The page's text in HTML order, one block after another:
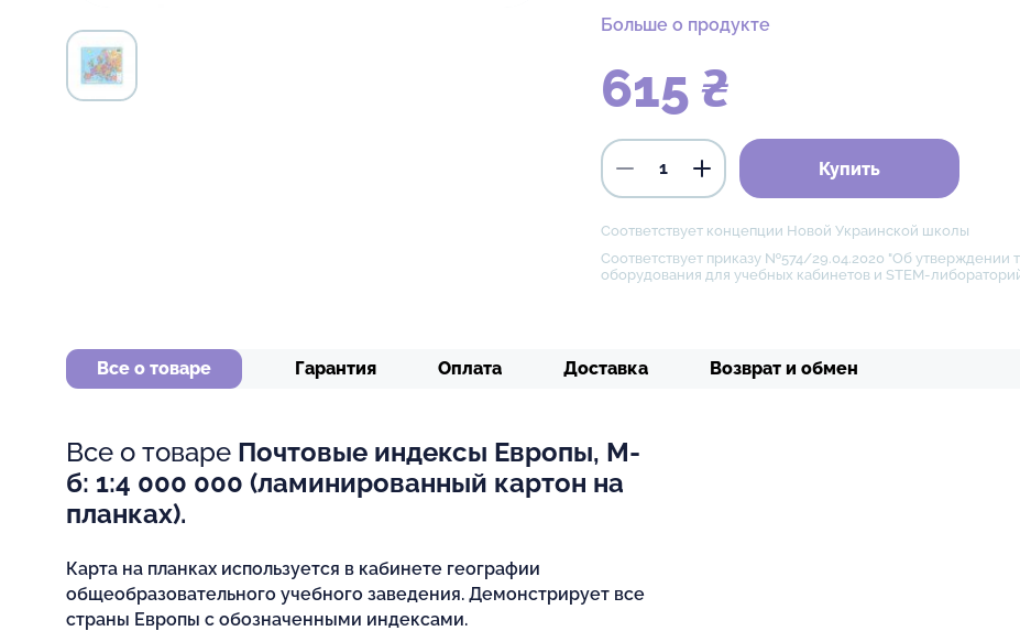
Больше о продукте
615 ₴
Купить
Соответствует концепции Новой Украинской школы
Соответствует приказу №574/29.04.2020 "Об утверждении
оборудования для учебных кабинетов и STEM-
Все о товаре Гарантия Оплата Доставка Возврат и обмен
Все о товаре Почтовые индексы Европы, М-
б: 1:4 000 000 (ламинированный картон на
планках).
Карта на планках используется в кабинете географии
общеобразовательного учебного заведения. Демонстрирует все
страны Европы с обозначенными индексами.